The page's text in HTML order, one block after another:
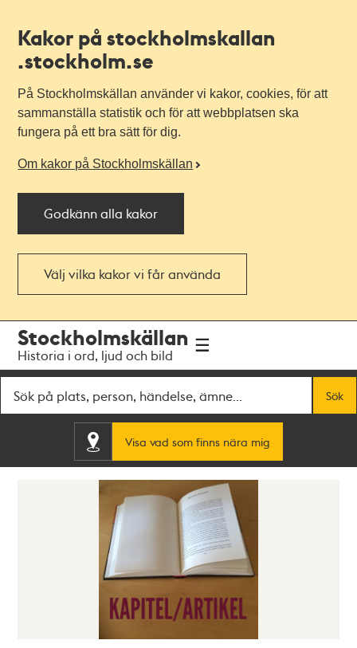
Kakor på stockholmskallan
.stockholm.se
På Stockholmskällan använder vi kakor, cookies, för att
sammanställa statistik och för att webbplatsen ska
fungera på ett bra sätt för dig.
Om kakor på Stockholmskällan
Godkänn alla kakor
Välj vilka kakor vi får använda
navigationen
huvudinnehållet
Stockholmskällan
Historia i ord, ljud och bild
Sök
Visa vad som finns nära mig